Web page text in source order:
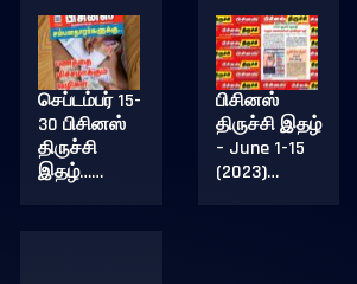
செப்டம்பர் 15-
30 பிசினஸ்
திருச்சி
இதழ்……
பிசினஸ்
திருச்சி இதழ்
– June 1-15
(2023)…